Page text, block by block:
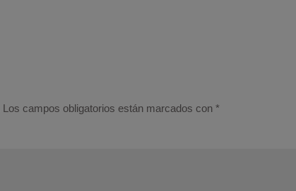
Los campos obligatorios están marcados con*